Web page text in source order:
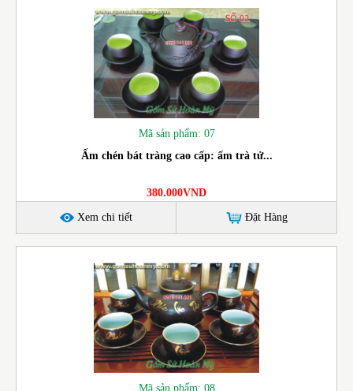
Mã sản phẩm: 07
Ấm chén bát tràng cao cấp: ấm trà tử...
380.000VND
Xem chi tiết Đặt Hàng
Mã sản phẩm: 08